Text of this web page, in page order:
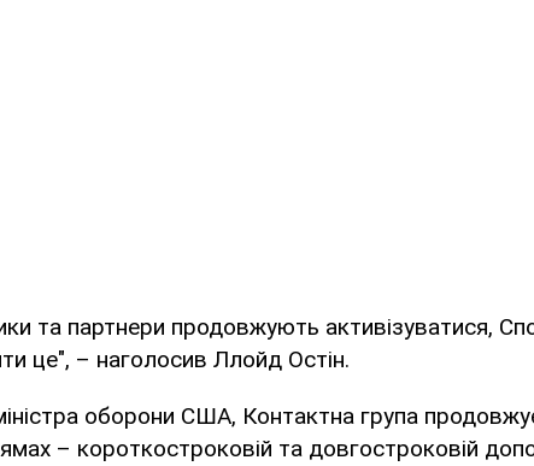
та партнери продовжують активізуватися,
це", – наголосив Ллойд Остін.
оборони США, Контактна група
– короткостроковій та довгостроковій